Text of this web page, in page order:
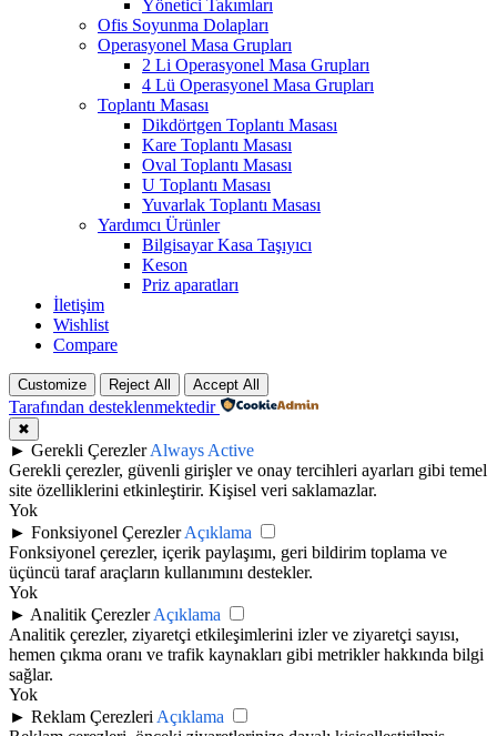
Yönetici Takımları
Ofis Soyunma Dolapları
Operasyonel Masa Grupları
2 Li Operasyonel Masa Grupları
4 Lü Operasyonel Masa Grupları
Toplantı Masası
Dikdörtgen Toplantı Masası
Kare Toplantı Masası
Oval Toplantı Masası
U Toplantı Masası
Yuvarlak Toplantı Masası
Yardımcı Ürünler
Bilgisayar Kasa Taşıyıcı
Keson
Priz aparatları
İletişim
Wishlist
Compare
Customize Reject All Accept All
Tarafından desteklenmektedir
✖
► Gerekli Çerezler Always Active
Gerekli çerezler, güvenli girişler ve onay tercihleri ayarları gibi temel
site özelliklerini etkinleştirir. Kişisel veri saklamazlar.
Yok
► Fonksiyonel Çerezler Açıklama
Fonksiyonel çerezler, içerik paylaşımı, geri bildirim toplama ve
üçüncü taraf araçların kullanımını destekler.
Yok
► Analitik Çerezler Açıklama
Analitik çerezler, ziyaretçi etkileşimlerini izler ve ziyaretçi sayısı,
hemen çıkma oranı ve trafik kaynakları gibi metrikler hakkında bilgi
sağlar.
Yok
► Reklam Çerezleri Açıklama